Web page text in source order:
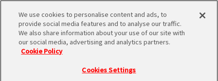
日本語
NEWS
We use cookies to personalise content and ads, to
provide social media features and to analyse our traffic.
We also share information about your use of our site with
our social media, advertising and analytics partners.
Cookie Policy
Cookies Settings